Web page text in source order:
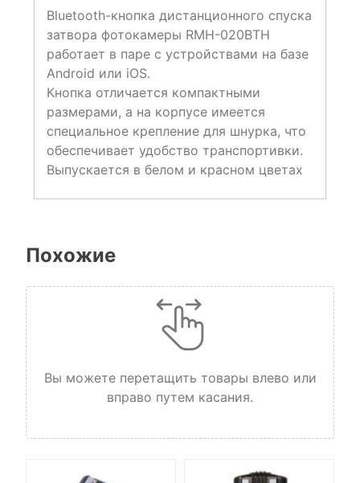
Bluetooth-кнопка дистанционного спуска
затвора фотокамеры RMH-020BTH
работает в паре с устройствами на базе
Android или iOS.
Кнопка отличается компактными
размерами, а на корпусе имеется
специальное крепление для шнурка, что
обеспечивает удобство транспортивки.
Выпускается в белом и красном цветах
Похожие
Вы можете перетащить товары влево или
вправо путем касания.